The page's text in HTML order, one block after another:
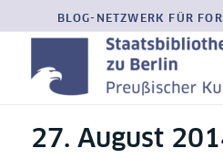
BLOG-NETZWERK FÜR
27. August